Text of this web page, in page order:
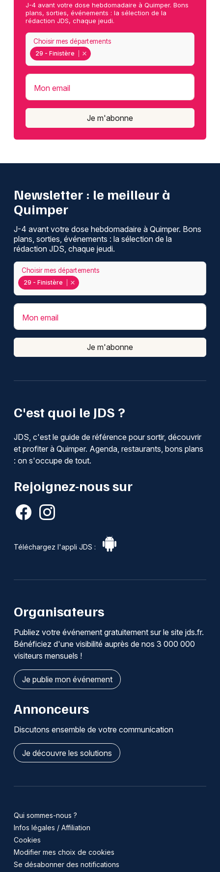
J-4 avant votre dose hebdomadaire à Quimper. Bons
plans, sorties, événements : la sélection de la
rédaction JDS, chaque jeudi.
29 - Finistère
Choisir mes départements
Mon email
Je m'abonne
C'est quoi le JDS ?
JDS, c'est le guide de référence pour sortir, découvrir
et profiter à Quimper. Agenda, restaurants, bons plans
: on s'occupe de tout.
Rejoignez-nous sur
Téléchargez l'appli JDS :
Newsletter : le meilleur à
Quimper
J-4 avant votre dose hebdomadaire à Quimper. Bons
plans, sorties, événements : la sélection de la
rédaction JDS, chaque jeudi.
29 - Finistère
Choisir mes départements
Mon email
Je m'abonne
Organisateurs
Publiez votre événement gratuitement sur le site jds.fr.
Bénéficiez d'une visibilité auprès de nos 3 000 000
visiteurs mensuels !
Je publie mon événement
Annonceurs
Discutons ensemble de votre communication
Je découvre les solutions
Qui sommes-nous ?
Infos légales / Affiliation
Cookies
Modifier mes choix de cookies
Se désabonner des notifications